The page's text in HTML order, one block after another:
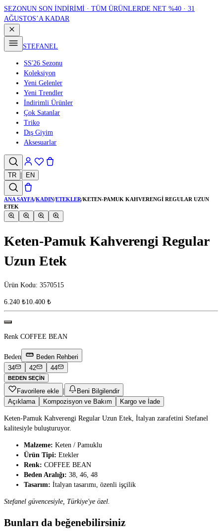
SEZONUN SON İNDİRİMİ · TÜM ÜRÜNLERDE NET %40 · 31
AĞUSTOS’A KADAR
STEFANEL
SS'26 Sezonu
Koleksiyon
Yeni Gelenler
Yeni Trendler
İndirimli Ürünler
Çok Satanlar
Triko
Dış Giyim
Aksesuarlar
TR EN
ANA SAYFA/KADIN/ETEKLER/KETEN-PAMUK KAHVERENGI REGULAR UZUN
ETEK
Keten-Pamuk Kahverengi Regular
Uzun Etek
Ürün Kodu: 3570515
6.240 ₺10.400 ₺
Renk COFFEE BEAN
Beden
Beden Rehberi
34
42 44
BEDEN SEÇIN
Favorilere ekle |
Beni Bilgilendir
Açıklama
Kompozisyon ve Bakım Kargo ve İade
Keten-Pamuk Kahverengi Regular Uzun Etek, İtalyan zarafetini Stefanel
kalitesiyle buluşturuyor.
Malzeme: Keten / Pamuklu
Ürün Tipi: Etekler
Renk: COFFEE BEAN
Beden Aralığı: 38, 46, 48
Tasarım: İtalyan tasarımı, özenli işçilik
Stefanel güvencesiyle, Türkiye'ye özel.
Bunları da beğenebilirsiniz